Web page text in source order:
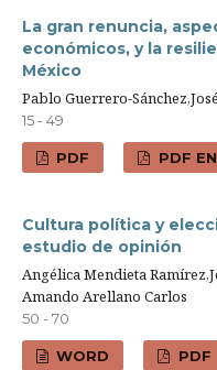
La gran renuncia,
económicos, y la
México
Pablo Guerrero-
15 - 49
PDF PDF
Cultura política y
estudio de opinión
Angélica Mendieta
Amando Arellano Carlos
50 - 70
WORD PDF